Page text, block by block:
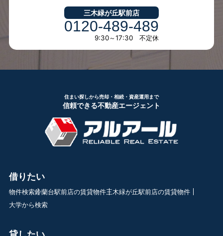
三木緑が丘駅前店
0120-489-489
9:30～17:30 不定休
住まい探しから売却・相続・資産運用まで
信頼できる不動産エージェント
借りたい
物件検索鈴蘭台駅前店の賃貸物件三木緑が丘駅前店の賃貸物件
大学から検索